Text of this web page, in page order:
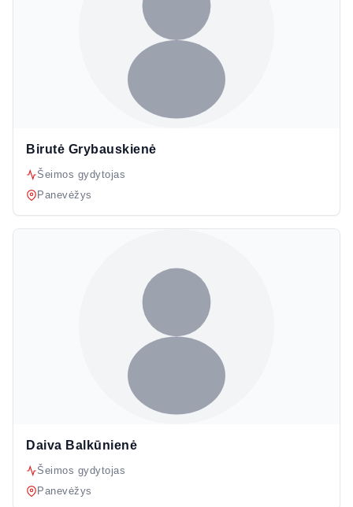
Birutė Grybauskienė
Šeimos gydytojas
Panevėžys
Daiva Balkūnienė
Šeimos gydytojas
Panevėžys